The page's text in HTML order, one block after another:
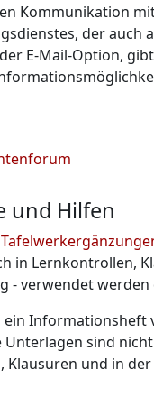
Kommunikation
der auch
E-Mail-Option,
und Hilfen
in Lernkontrollen,
- verwendet werden
ein Informationsheft
Unterlagen sind
Klausuren und in